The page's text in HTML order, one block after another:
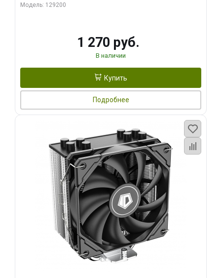
Модель: 129200
1 270 руб.
В наличии
Купить
Подробнее